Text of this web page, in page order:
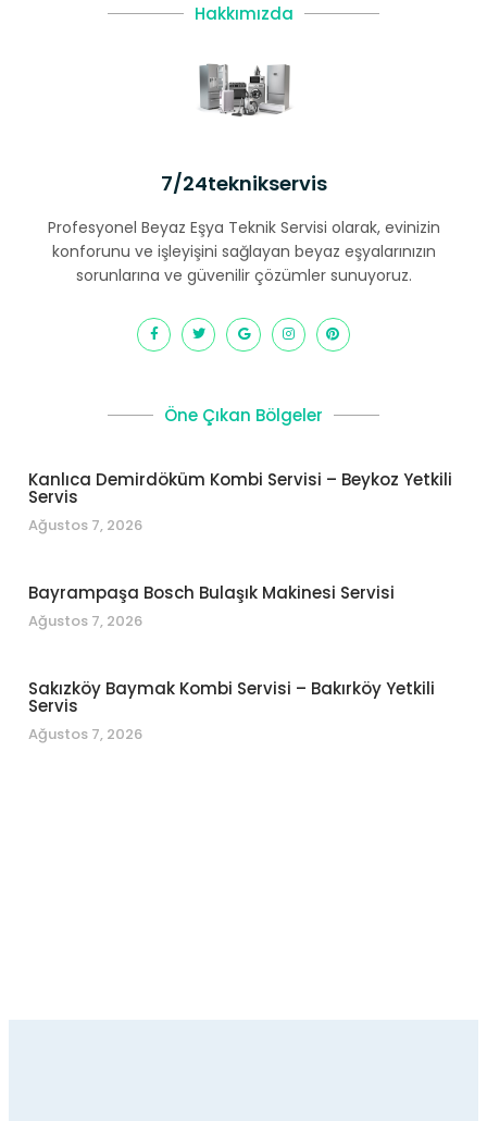
Hakkımızda
7/24teknikservis
Profesyonel Beyaz Eşya Teknik Servisi olarak, evinizin
konforunu ve işleyişini sağlayan beyaz eşyalarınızın
sorunlarına ve güvenilir çözümler sunuyoruz.
Öne Çıkan Bölgeler
Kanlıca Demirdöküm Kombi Servisi – Beykoz Yetkili
Servis
Ağustos 7, 2026
Bayrampaşa Bosch Bulaşık Makinesi Servisi
Ağustos 7, 2026
Sakızköy Baymak Kombi Servisi – Bakırköy Yetkili
Servis
Ağustos 7, 2026